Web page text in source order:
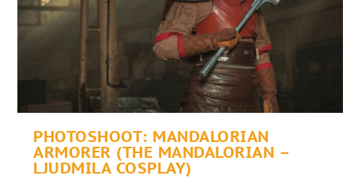
PHOTOSHOOT: MANDALORIAN
ARMORER (THE MANDALORIAN –
LJUDMILA COSPLAY)